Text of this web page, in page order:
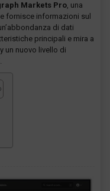
Markets Pro, una
fornisce informazioni sul
di dati
principali e mira a
un nuovo livello di